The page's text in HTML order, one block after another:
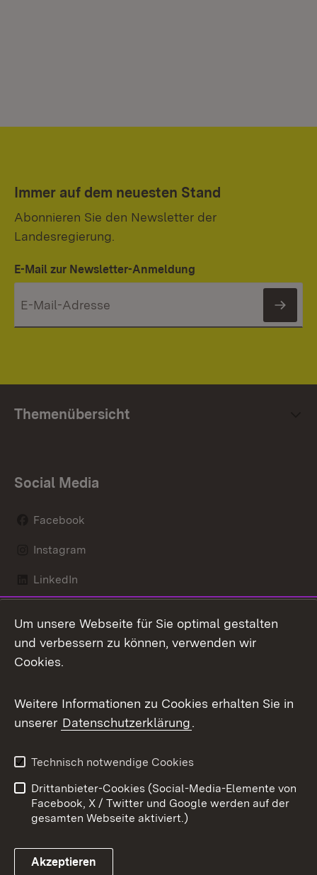
Immer auf dem neuesten Stand
Abonnieren Sie den Newsletter der
Landesregierung.
E-Mail zur Newsletter-Anmeldung
Themenübersicht
Social Media
Facebook
Instagram
LinkedIn
X / Twitter
Youtube
Link zum Landesportal
Kontakt
Datenschutz
Barrierefreiheit
Impressum
Cookies
Um unsere Webseite für Sie optimal gestalten
und verbessern zu können, verwenden wir
Cookies.
Weitere Informationen zu Cookies erhalten Sie in
unserer Datenschutzerklärung.
Technisch notwendige Cookies
Drittanbieter-Cookies (Social-Media-Elemente von
Facebook, X / Twitter und Google werden auf der
gesamten Webseite aktiviert.)
Akzeptieren